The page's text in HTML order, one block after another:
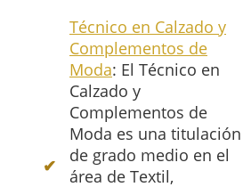
Técnico en Calzado y
Complementos de
Moda: El Técnico en
Calzado y
Complementos de
Moda es una titulación
de grado medio en el
área de Textil,